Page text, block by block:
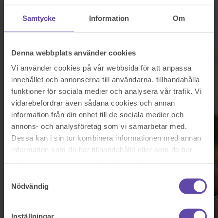
Samtycke Information Om
Denna webbplats använder cookies
Vi använder cookies på vår webbsida för att anpassa
innehållet och annonserna till användarna, tillhandahålla
funktioner för sociala medier och analysera vår trafik. Vi
vidarebefordrar även sådana cookies och annan
information från din enhet till de sociala medier och
annons- och analysföretag som vi samarbetar med.
Dessa kan i sin tur kombinera informationen med annan
information som du har tillhandahållit eller som de har
Nödvändig
Inställningar
Start
Adoption